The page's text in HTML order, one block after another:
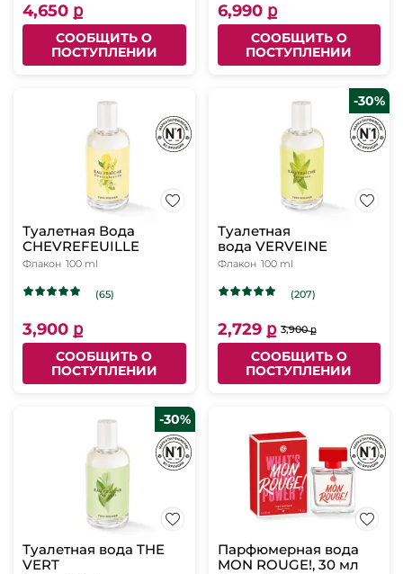
4,650 ք
СООБЩИТЬ О
ПОСТУПЛЕНИИ
6,990 ք
СООБЩИТЬ О
ПОСТУПЛЕНИИ
Туалетная Вода
CHEVREFEUILLE
Флакон 100 ml
(65)
3,900 ք
СООБЩИТЬ О
ПОСТУПЛЕНИИ
-30%
Туалетная
вода VERVEINE
Флакон 100 ml
(207)
2,729 ք 3,900 ք
СООБЩИТЬ О
ПОСТУПЛЕНИИ
-30%
Туалетная вода THE
VERT
Парфюмерная вода
MON ROUGE!, 30 мл